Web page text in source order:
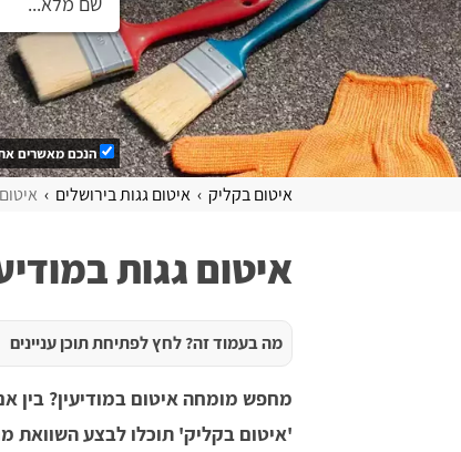
הנכם מאשרים
איטום בקליק איטום גגות בירושלים
איטום גגות
מה בעמוד זה? לחץ לפתיחת תוכן עניינים
מחפש מומחה איטום במודיעין? בין
'איטום בקליק' תוכלו לבצע השוואת